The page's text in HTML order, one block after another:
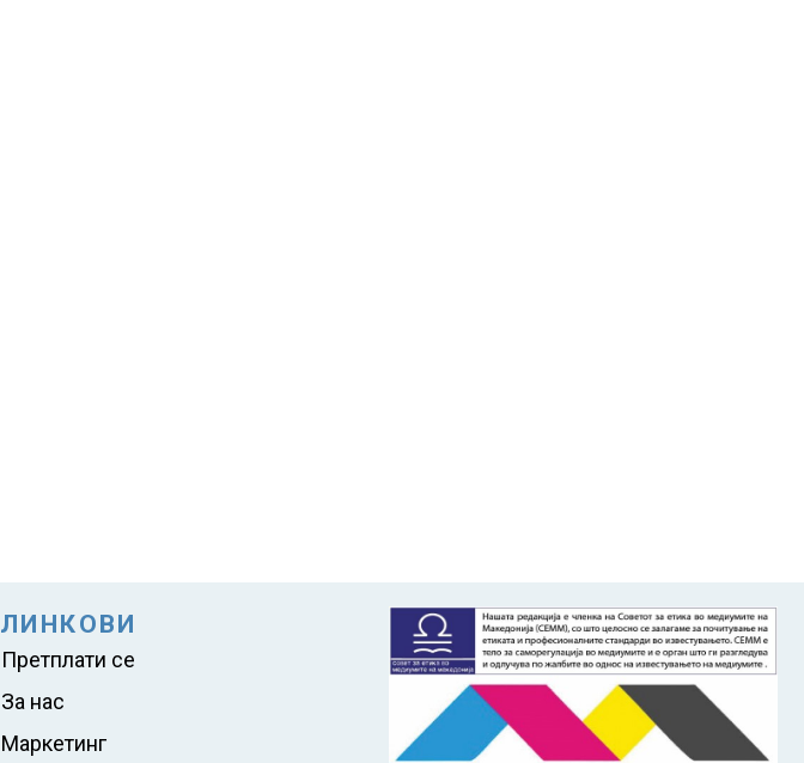
ЛИНКОВИ
Претплати се
За нас
Маркетинг